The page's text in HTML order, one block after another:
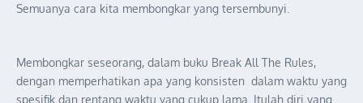
Semuanya cara kita membongkar yang tersembunyi.
Membongkar seseorang, dalam buku Break All The Rules,
dengan memperhatikan apa yang konsisten dalam waktu yang
spesifik dan rentang waktu yang cukup lama. Itulah diri yang